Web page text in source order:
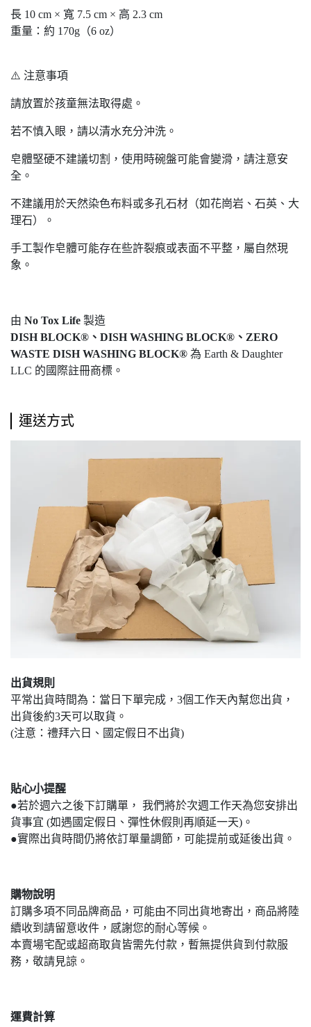
長 10 cm × 寬 7.5 cm × 高 2.3 cm
重量：約 170g（6 oz）
⚠️ 注意事項
請放置於孩童無法取得處。
若不慎入眼，請以清水充分沖洗。
皂體堅硬不建議切割，使用時碗盤可能會變滑，請注意安
全。
不建議用於天然染色布料或多孔石材（如花崗岩、石英、大
理石）。
手工製作皂體可能存在些許裂痕或表面不平整，屬自然現
象。
由 No Tox Life 製造
DISH BLOCK®、DISH WASHING BLOCK®、ZERO
WASTE DISH WASHING BLOCK® 為 Earth & Daughter
LLC 的國際註冊商標。
運送方式
出貨規則
平常出貨時間為：當日下單完成，3個工作天內幫您出貨，
出貨後約3天可以取貨。
(注意：禮拜六日、國定假日不出貨)
貼心小提醒
●若於週六之後下訂購單， 我們將於次週工作天為您安排出
貨事宜 (如遇國定假日、彈性休假則再順延一天)。
●實際出貨時間仍將依訂單量調節，可能提前或延後出貨。
購物說明
訂購多項不同品牌商品，可能由不同出貨地寄出，商品將陸
續收到請留意收件，感謝您的耐心等候。
本賣場宅配或超商取貨皆需先付款，暫無提供貨到付款服
務，敬請見諒。
運費計算